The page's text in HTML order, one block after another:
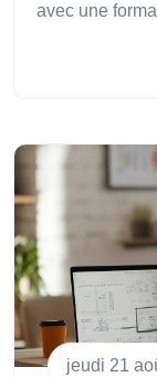
avec une
jeudi 21